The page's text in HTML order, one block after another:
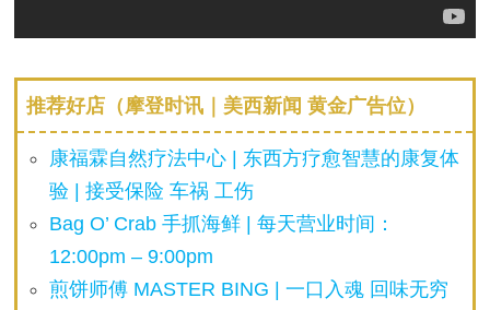
推荐好店（摩登时讯｜美西新闻 黄金广告位）
康福霖自然疗法中心 | 东西方疗愈智慧的康复体
验 | 接受保险 车祸 工伤
Bag O’ Crab 手抓海鲜 | 每天营业时间：
12:00pm – 9:00pm
煎饼师傅 MASTER BING | 一口入魂 回味无穷